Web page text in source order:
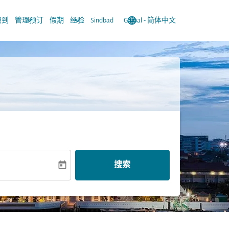
管理预订
keyboard_arrow_down 假期 经验
keyboard_arrow_down Sindbad language
Global - 简体中文
keyboard_arrow_down
today 搜索